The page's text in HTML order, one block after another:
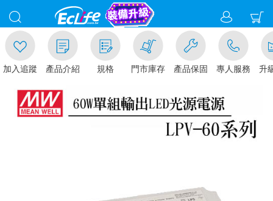
追蹤 產品介紹 規格 門市庫存 產品保固 專人服務 升級